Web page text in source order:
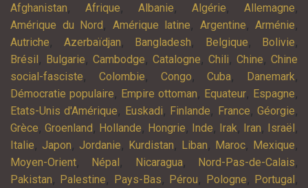
Afghanistan, Afrique, Albanie, Algérie, Allemagne,
Amérique du Nord , Amérique latine, Argentine, Arménie,
Autriche, Azerbaïdjan, Bangladesh, Belgique, Bolivie,
Brésil , Bulgarie, Cambodge, Catalogne, Chili, Chine, Chine
social-fasciste, Colombie, Congo,Cuba, Danemark,
Démocratie populaire, Empire ottoman, Equateur, Espagne,
Etats-Unis d'Amérique, Euskadi, Finlande, France,Géorgie,
Grèce, Groenland , Hollande, Hongrie, Inde, Irak, Iran, Israël ,
Italie, Japon, Jordanie, Kurdistan, Liban, Maroc, Mexique,
Moyen-Orient, Népal , Nicaragua, Nord-Pas-de-Calais,
Pakistan, Palestine, Pays-Bas, Pérou, Pologne, Portugal ,